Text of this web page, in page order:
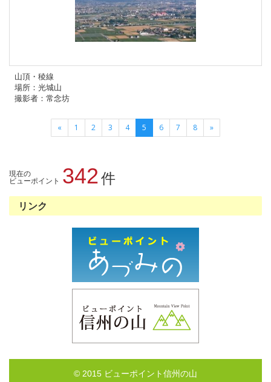
山頂・稜線
場所：光城山
撮影者：常念坊
« 1 2 3 4 5 6 7 8 »
現在の
ビューポイント 342件
リンク
© 2015 ビューポイント信州の山